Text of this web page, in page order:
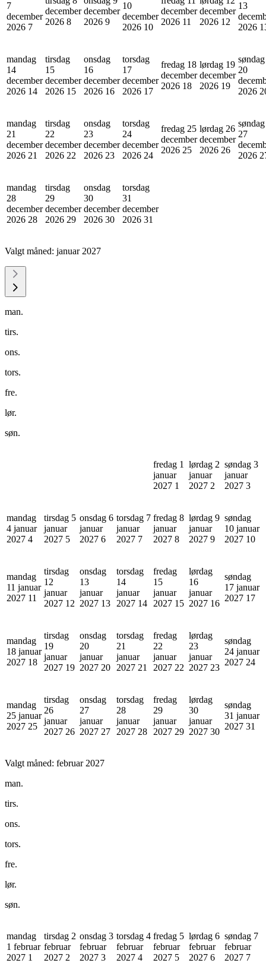
7
december
2026 7
december
2026 8
december
2026 9
10
december
2026 10
december
2026 11
december
2026 12
13
2026
mandag
14
december
2026 14
tirsdag
15
december
2026 15
onsdag
16
december
2026 16
torsdag
17
december
2026 17
fredag 18
december
2026 18
lørdag 19
december
2026 19
søndag
20
2026
mandag
21
december
2026 21
tirsdag
22
december
2026 22
onsdag
23
december
2026 23
torsdag
24
december
2026 24
fredag 25
december
2026 25
lørdag 26
december
2026 26
søndag
27
2026
mandag
28
december
2026 28
tirsdag
29
december
2026 29
onsdag
30
december
2026 30
torsdag
31
december
2026 31
Valgt måned: januar 2027
man.
tirs.
ons.
tors.
fre.
lør.
søn.
fredag 1
januar
2027 1
lørdag 2
januar
2027 2
søndag 3
januar
2027 3
mandag
4 januar
2027 4
tirsdag 5
januar
2027 5
onsdag 6
januar
2027 6
torsdag 7
januar
2027 7
fredag 8
januar
2027 8
lørdag 9
januar
2027 9
søndag
10 januar
2027 10
mandag
11 januar
2027 11
tirsdag
12
januar
2027 12
onsdag
13
januar
2027 13
torsdag
14
januar
2027 14
fredag
15
januar
2027 15
lørdag
16
januar
2027 16
søndag
17 januar
2027 17
mandag
18 januar
2027 18
tirsdag
19
januar
2027 19
onsdag
20
januar
2027 20
torsdag
21
januar
2027 21
fredag
22
januar
2027 22
lørdag
23
januar
2027 23
søndag
24 januar
2027 24
mandag
25 januar
2027 25
tirsdag
26
januar
2027 26
onsdag
27
januar
2027 27
torsdag
28
januar
2027 28
fredag
29
januar
2027 29
lørdag
30
januar
2027 30
søndag
31 januar
2027 31
Valgt måned: februar 2027
man.
tirs.
ons.
tors.
fre.
lør.
søn.
mandag
1 februar
2027 1
tirsdag 2
februar
2027 2
onsdag 3
februar
2027 3
torsdag 4
februar
2027 4
fredag 5
februar
2027 5
lørdag 6
februar
2027 6
søndag 7
februar
2027 7